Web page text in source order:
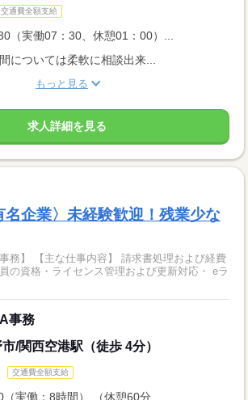
交通費全額支給
（実働07：30、休憩01：00）...
については柔軟に相談出来...
もっと見る
求人詳細を見る
名企業〉未経験歓迎！残業少な
務】 【主な仕事内容】 請求書処理および経費
の資格・ライセンス管理および更新対応・ eラ
事務
/関西空港駅（徒歩 4分）
交通費全額支給
実働：8時間） （休憩60分...